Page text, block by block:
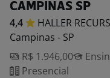
CAMPINAS SP
4,4 HALLER
Campinas - SP
R$ 1.946,00
Presencial